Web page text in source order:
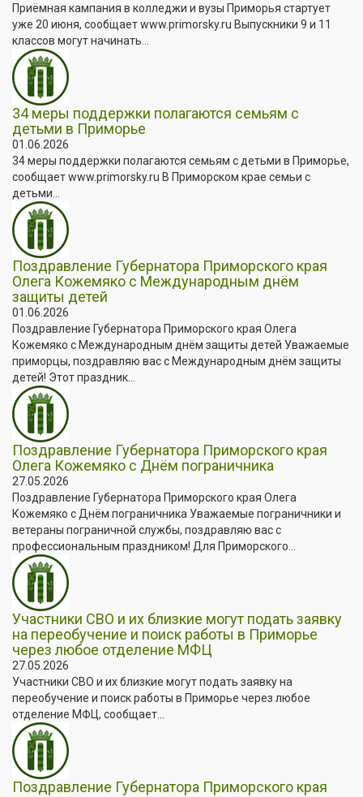
Приёмная кампания в колледжи и вузы Приморья стартует
уже 20 июня, сообщает www.primorsky.ru Выпускники 9 и 11
классов могут начинать...
34 меры поддержки полагаются семьям с
детьми в Приморье
01.06.2026
34 меры поддержки полагаются семьям с детьми в Приморье,
сообщает www.primorsky.ru В Приморском крае семьи с
детьми...
Поздравление Губернатора Приморского края
Олега Кожемяко с Международным днём
защиты детей
01.06.2026
Поздравление Губернатора Приморского края Олега
Кожемяко с Международным днём защиты детей Уважаемые
приморцы, поздравляю вас с Международным днём защиты
детей! Этот праздник...
Поздравление Губернатора Приморского края
Олега Кожемяко с Днём пограничника
27.05.2026
Поздравление Губернатора Приморского края Олега
Кожемяко с Днём пограничника Уважаемые пограничники и
ветераны пограничной службы, поздравляю вас с
профессиональным праздником! Для Приморского...
Участники СВО и их близкие могут подать заявку
на переобучение и поиск работы в Приморье
через любое отделение МФЦ
27.05.2026
Участники СВО и их близкие могут подать заявку на
переобучение и поиск работы в Приморье через любое
отделение МФЦ, сообщает...
Поздравление Губернатора Приморского края